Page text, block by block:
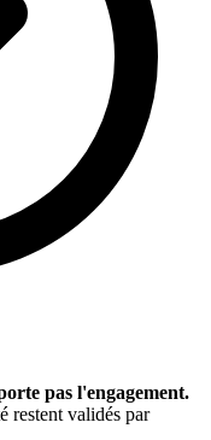
pas l'engagement.
restent validés par